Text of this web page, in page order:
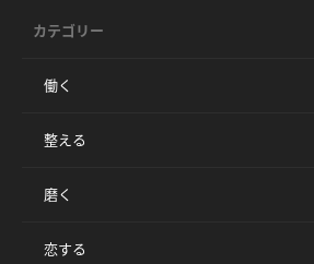
カテゴリー
働く
整える
磨く
恋する